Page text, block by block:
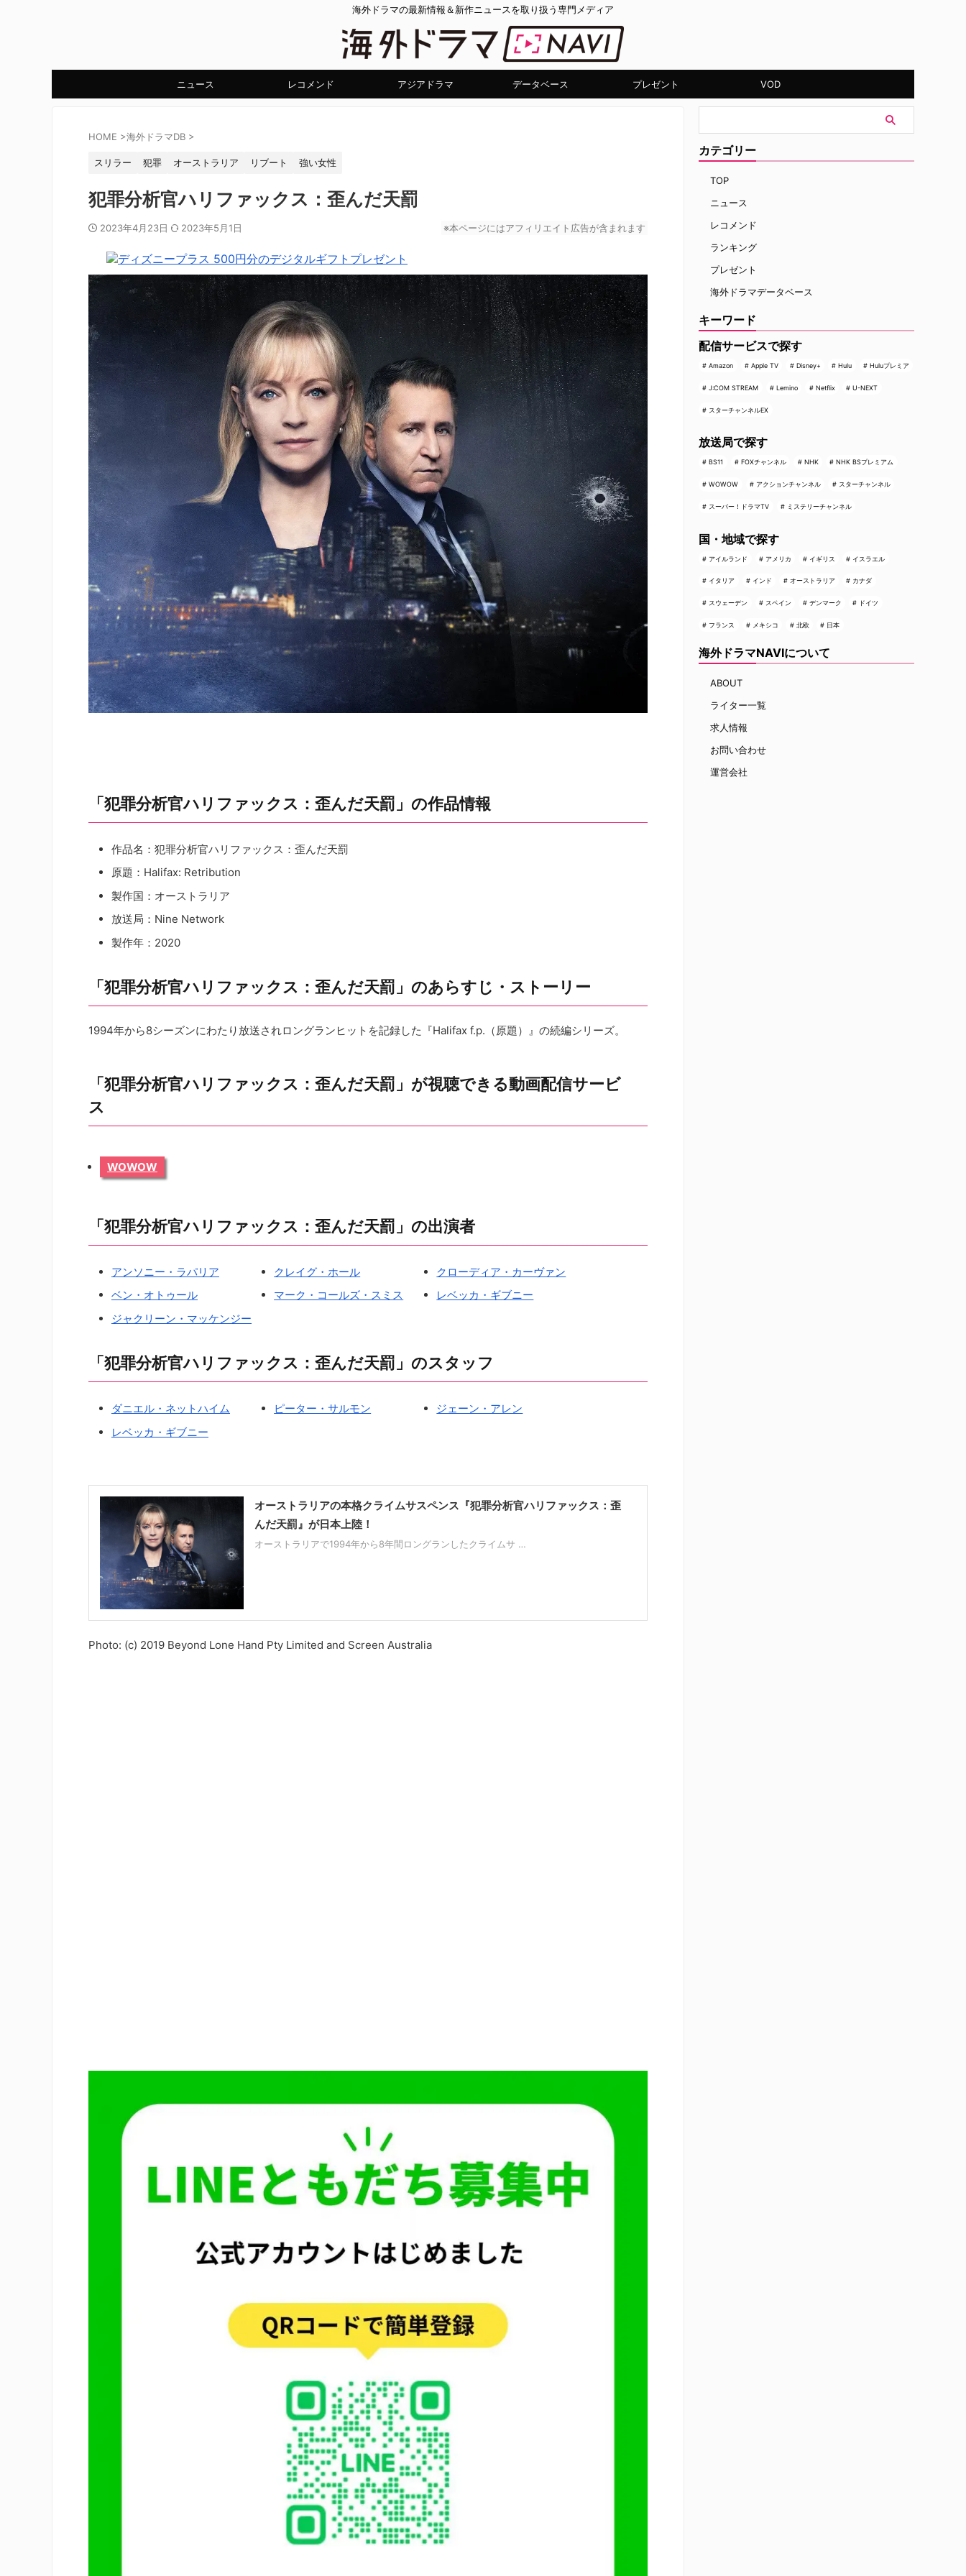
海外ドラマの最新情報＆新作ニュースを取り扱う専門メディア
ニュース レコメンド アジアドラマ データベース プレゼント VOD
HOME >海外ドラマDB >
スリラー 犯罪 オーストラリア リブート 強い女性
犯罪分析官ハリファックス：歪んだ天罰
2023年4月23日 2023年5月1日 ※本ページにはアフィリエイト広告が含まれます
「犯罪分析官ハリファックス：歪んだ天罰」の作品情報
作品名：犯罪分析官ハリファックス：歪んだ天罰
原題：Halifax: Retribution
製作国：オーストラリア
放送局：Nine Network
製作年：2020
「犯罪分析官ハリファックス：歪んだ天罰」のあらすじ・ストーリー
1994年から8シーズンにわたり放送されロングランヒットを記録した『Halifax f.p.（原題）』の続編シリーズ。
「犯罪分析官ハリファックス：歪んだ天罰」が視聴できる動画配信サービ
ス
WOWOW
「犯罪分析官ハリファックス：歪んだ天罰」の出演者
アンソニー・ラパリア クレイグ・ホール
クローディア・カーヴァン
ベン・オトゥール
マーク・コールズ・スミス
レベッカ・ギブニー
ジャクリーン・マッケンジー
「犯罪分析官ハリファックス：歪んだ天罰」のスタッフ
ダニエル・ネットハイム ピーター・サルモン
ジェーン・アレン
レベッカ・ギブニー
オーストラリアの本格クライムサスペンス『犯罪分析官ハリファックス：歪
んだ天罰』が日本上陸！
オーストラリアで1994年から8年間ロングランしたクライムサ …
Photo: (c) 2019 Beyond Lone Hand Pty Limited and Screen Australia
カテゴリー
TOP
ニュース
レコメンド
ランキング
プレゼント
海外ドラマデータベース
キーワード
配信サービスで探す
Amazon Apple TV Disney+ Hulu Huluプレミア
J:COM STREAM Lemino Netflix U-NEXT
スターチャンネルEX
放送局で探す
BS11 FOXチャンネル NHK NHK BSプレミアム
WOWOW アクションチャンネル スターチャンネル
スーパー！ドラマTV ミステリーチャンネル
国・地域で探す
アイルランド アメリカ イギリス イスラエル
イタリア インド オーストラリア カナダ
スウェーデン スペイン デンマーク ドイツ
フランス メキシコ 北欧 日本
海外ドラマNAVIについて
ABOUT
ライター一覧
求人情報
お問い合わせ
運営会社